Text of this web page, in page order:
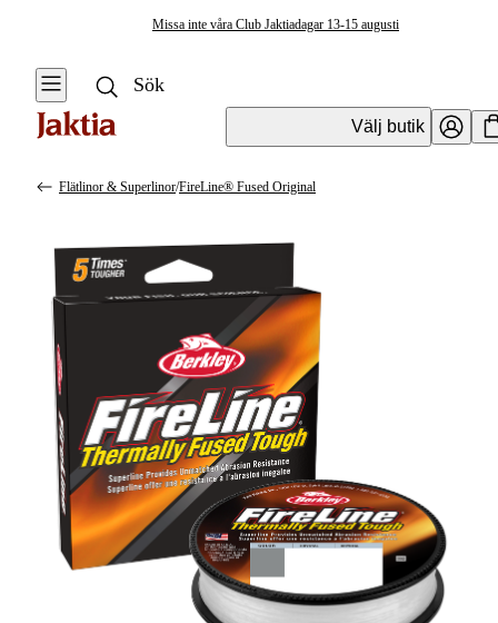
Missa inte våra Club Jaktiadagar 13-15 augusti
Välj butik
Isfiskelinor &
Ismetelinor
Nylonlinor
Fluorocarbonlinor
Flugfiskelinor
Flätlinor &
Superlinor
Se alla Flätlinor
& Superlinor
Flätlinor & Superlinor/FireLine® Fused Original